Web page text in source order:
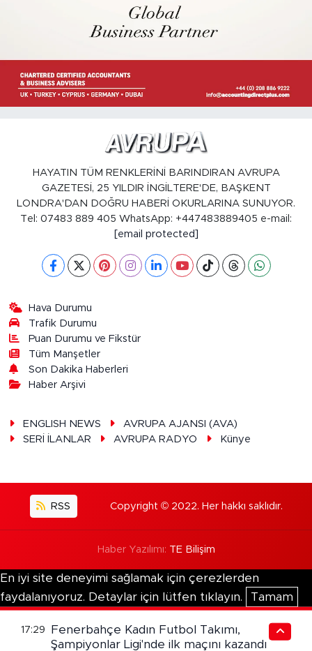
HAYATIN TÜM RENKLERİNİ BARINDIRAN AVRUPA
GAZETESİ, 25 YILDIR İNGİLTERE'DE, BAŞKENT
LONDRA'DAN DOĞRU HABERİ OKURLARINA SUNUYOR.
Tel: 07483 889 405 WhatsApp: +447483889405 e-mail:
[email protected]
Hava Durumu
Trafik Durumu
Puan Durumu ve Fikstür
Tüm Manşetler
Son Dakika Haberleri
Haber Arşivi
ENGLISH NEWS
AVRUPA AJANSI (AVA)
SERİ İLANLAR
AVRUPA RADYO Künye
RSS Copyright © 2022. Her hakkı saklıdır.
Haber Yazılımı: TE Bilişim
En iyi site deneyimi sağlamak için çerezlerden
faydalanıyoruz. Detaylar için lütfen tıklayın.
Tamam
17:29
Fenerbahçe Kadın Futbol Takımı,
Şampiyonlar Ligi'nde ilk maçını kazandı